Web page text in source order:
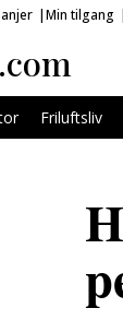
Min tilgang
Friluftsliv